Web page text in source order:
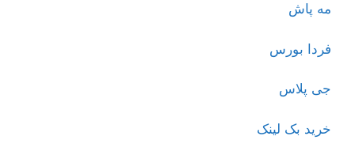
مه پاش
فردا بورس
جی پلاس
خرید بک لینک